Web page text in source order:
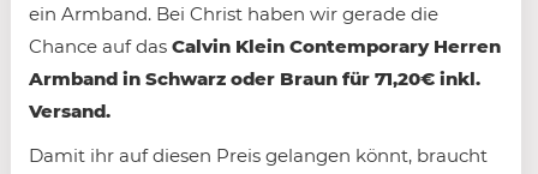
ein Armband. Bei Christ haben wir gerade die
Chance auf das Calvin Klein Contemporary Herren
Armband in Schwarz oder Braun für 71,20€ inkl.
Versand.
Damit ihr auf diesen Preis gelangen könnt, braucht